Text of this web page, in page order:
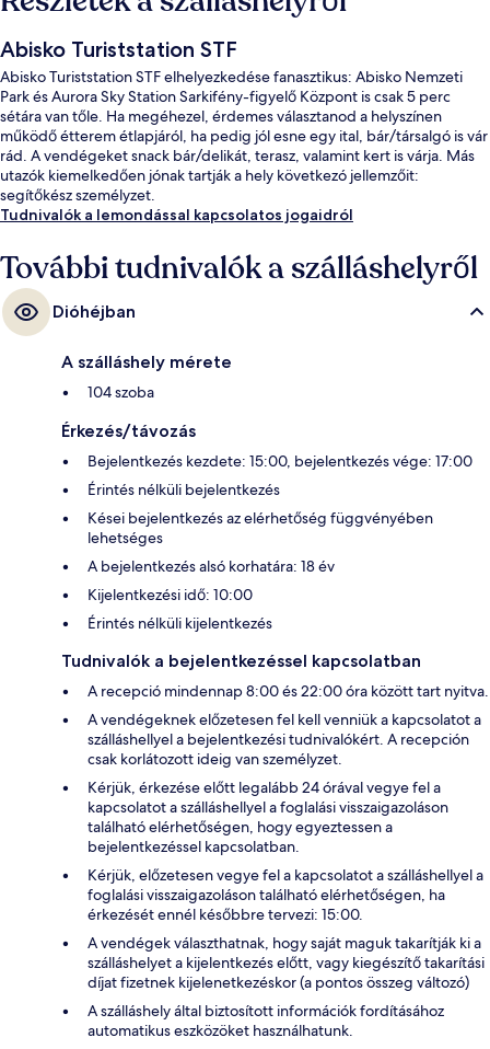
Abisko Turiststation STF
Abisko Turiststation STF elhelyezkedése fanasztikus: Abisko Nemzeti
Park és Aurora Sky Station Sarkifény-figyelő Központ is csak 5 perc
sétára van tőle. Ha megéhezel, érdemes választanod a helyszínen
működő étterem étlapjáról, ha pedig jól esne egy ital, bár/társalgó is vár
rád. A vendégeket snack bár/delikát, terasz, valamint kert is várja. Más
utazók kiemelkedően jónak tartják a hely következó jellemzőit:
segítőkész személyzet.
Tudnivalók a lemondással kapcsolatos jogaidról
További tudnivalók a szálláshelyről
Dióhéjban
A szálláshely mérete
104 szoba
Érkezés/távozás
Bejelentkezés kezdete: 15:00, bejelentkezés vége: 17:00
Érintés nélküli bejelentkezés
Kései bejelentkezés az elérhetőség függvényében
lehetséges
A bejelentkezés alsó korhatára: 18 év
Kijelentkezési idő: 10:00
Érintés nélküli kijelentkezés
Tudnivalók a bejelentkezéssel kapcsolatban
A recepció mindennap 8:00 és 22:00 óra között tart nyitva.
A vendégeknek előzetesen fel kell venniük a kapcsolatot a
szálláshellyel a bejelentkezési tudnivalókért. A recepción
csak korlátozott ideig van személyzet.
Kérjük, érkezése előtt legalább 24 órával vegye fel a
kapcsolatot a szálláshellyel a foglalási visszaigazoláson
található elérhetőségen, hogy egyeztessen a
bejelentkezéssel kapcsolatban.
Kérjük, előzetesen vegye fel a kapcsolatot a szálláshellyel a
foglalási visszaigazoláson található elérhetőségen, ha
érkezését ennél későbbre tervezi: 15:00.
A vendégek választhatnak, hogy saját maguk takarítják ki a
szálláshelyet a kijelentkezés előtt, vagy kiegészítő takarítási
díjat fizetnek kijelenetkezéskor (a pontos összeg változó)
A szálláshely által biztosított információk fordításához
automatikus eszközöket használhatunk.